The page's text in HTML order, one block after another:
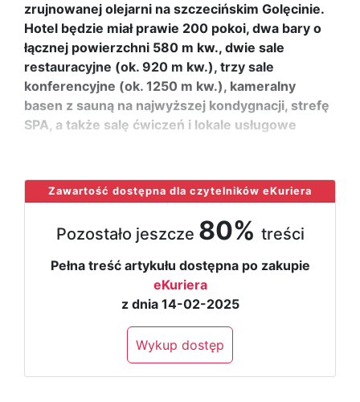
zrujnowanej olejarni na szczecińskim Golęcinie.
Hotel będzie miał prawie 200 pokoi, dwa bary o
łącznej powierzchni 580 m kw., dwie sale
restauracyjne (ok. 920 m kw.), trzy sale
konferencyjne (ok. 1250 m kw.), kameralny
basen z sauną na najwyższej kondygnacji, strefę
SPA, a także salę ćwiczeń i lokale usługowe
Zawartość dostępna dla czytelników eKuriera
Pozostało jeszcze 80% treści
Pełna treść artykułu dostępna po zakupie
eKuriera
z dnia 14-02-2025
Wykup dostęp